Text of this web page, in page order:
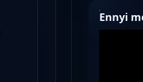
Ennyi